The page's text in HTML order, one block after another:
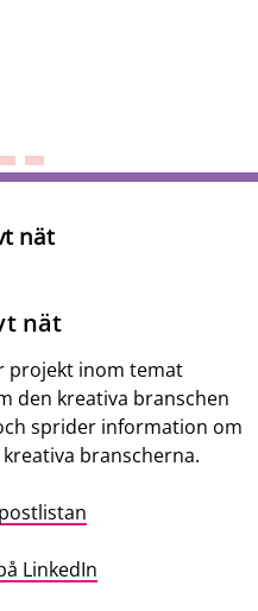
nät
nät
projekt inom temat
den kreativa branschen
sprider information om
branscherna.
LinkedIn